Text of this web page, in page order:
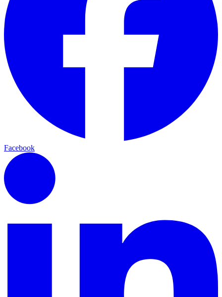
Facebook